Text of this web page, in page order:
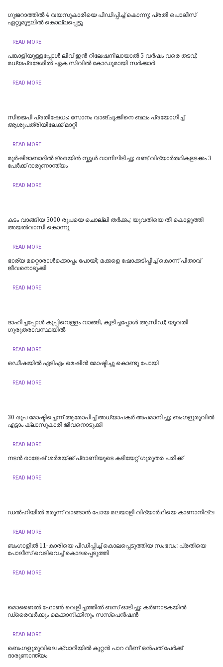
ഗുജറാത്തിൽ 4 വയസുകാരിയെ പീഡിപ്പിച്ച് കൊന്നു; പ്രതി പൊലീസ്
ഏറ്റുമുട്ടലിൽ കൊല്ലപ്പെട്ടു
READ MORE
പങ്കാളിയുള്ളപ്പോള്‍ ലിവ്‌ ഇൻ റിലേഷനിലായാൽ 5 വർഷം വരെ തടവ്;
മധ്യപ്രദേശിൽ ഏക സിവിൽ കോഡുമായി സർക്കാർ
READ MORE
സിജെപി പ്രതിഷേധം: സോനം വാങ്ചുക്കിനെ ബലം പ്രയോഗിച്ച്
ആശുപത്രിയിലേക്ക് മാറ്റി
READ MORE
മുർഷിദാബാദിൽ ട്രെയിൻ സ്കൂൾ വാനിലിടിച്ചു; രണ്ട് വിദ്യാർത്ഥികളടക്കം 3
പേർക്ക് ദാരുണാന്ത്യം
READ MORE
കടം വാങ്ങിയ 5000 രൂപയെ ചൊല്ലി തര്‍ക്കം; യുവതിയെ തീ കൊളുത്തി
അയല്‍വാസി കൊന്നു
READ MORE
ഭാര്യ മറ്റൊരാൾക്കൊപ്പം പോയി; മക്കളെ ഷോക്കടിപ്പിച്ച് കൊന്ന് പിതാവ്
ജീവനൊടുക്കി
READ MORE
ദാഹിച്ചപ്പോള്‍ കുപ്പിവെള്ളം വാങ്ങി, കുടിച്ചപ്പോള്‍ ആസിഡ്; യുവതി
ഗുരുതരാവസ്ഥയില്‍
READ MORE
ഒഡീഷയിൽ എടിഎം മെഷീൻ മോഷ്ടിച്ചു കൊണ്ടു പോയി
READ MORE
30 രൂപ മോഷ്ടിച്ചെന്ന് ആരോപിച്ച് അധ്യാപകർ അപമാനിച്ചു; ബംഗളൂരുവിൽ
എട്ടാം ക്ലാസുകാരി ജീവനൊടുക്കി
READ MORE
നടൻ രാജേഷ് ശർമയ്ക്ക് പ്രാണിയുടെ കടിയേറ്റ് ഗുരുതര പരിക്ക്
READ MORE
ഡല്‍ഹിയില്‍ മരുന്ന് വാങ്ങാൻ പോയ മലയാളി വിദ്യാർഥിയെ കാണാനില്ല
READ MORE
ബംഗാളിൽ 11-കാരിയെ പീഡിപ്പിച്ച് കൊലപ്പെടുത്തിയ സംഭവം: പ്രതിയെ
പോലീസ് വെടിവെച്ച് കൊലപ്പെടുത്തി
READ MORE
മൊബൈൽ ഫോൺ വെളിച്ചത്തിൽ ബസ് ഓടിച്ചു: കർണാടകയിൽ
ഡ്രൈവർക്കും മെക്കാനിക്കിനും സസ്പെൻഷൻ
READ MORE
ബെംഗളൂരുവിലെ ക്വാറിയിൽ കൂറ്റൻ പാറ വീണ് ഒൻപത് പേർക്ക്
ദാരുണാന്ത്യം